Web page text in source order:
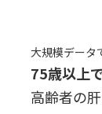
大規模データ
75歳以上
高齢者の